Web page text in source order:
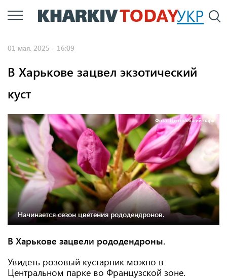
Перейти
к
УКР
01 мая, 2025 - 16:09
В Харькове зацвел экзотический
куст
Фото: Центральний парк
Начинается сезон цветения рододендронов.
В Харькове зацвели рододендроны.
Увидеть розовый кустарник можно в
Центральном парке во Французской зоне.